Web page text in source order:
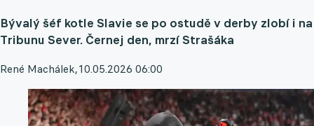
Bývalý šéf kotle Slavie se po ostudě v derby zlobí i na
Tribunu Sever. Černej den, mrzí Strašáka
René Machálek,10.05.2026 06:00